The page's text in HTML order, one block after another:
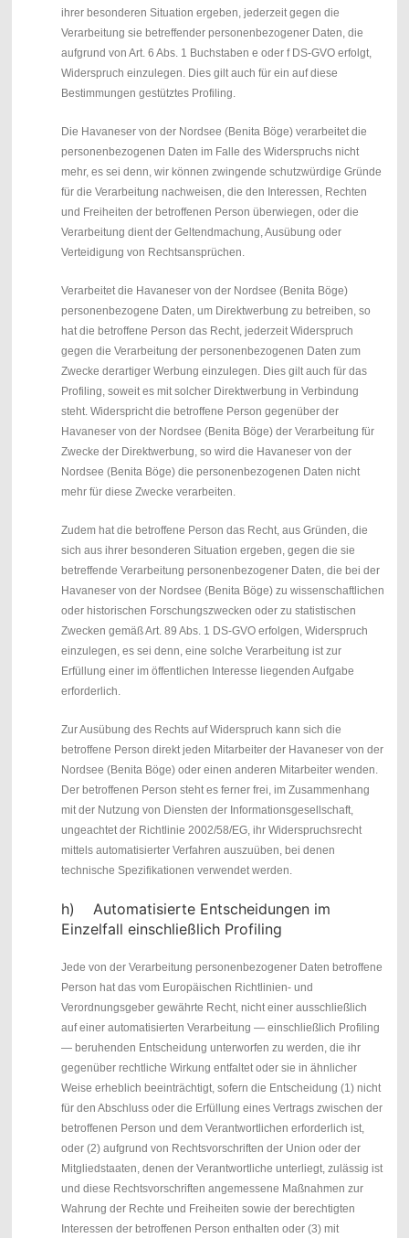
ihrer besonderen Situation ergeben, jederzeit gegen die
Verarbeitung sie betreffender personenbezogener Daten, die
aufgrund von Art. 6 Abs. 1 Buchstaben e oder f DS-GVO erfolgt,
Widerspruch einzulegen. Dies gilt auch für ein auf diese
Bestimmungen gestütztes Profiling.
Die Havaneser von der Nordsee (Benita Böge) verarbeitet die
personenbezogenen Daten im Falle des Widerspruchs nicht
mehr, es sei denn, wir können zwingende schutzwürdige Gründe
für die Verarbeitung nachweisen, die den Interessen, Rechten
und Freiheiten der betroffenen Person überwiegen, oder die
Verarbeitung dient der Geltendmachung, Ausübung oder
Verteidigung von Rechtsansprüchen.
Verarbeitet die Havaneser von der Nordsee (Benita Böge)
personenbezogene Daten, um Direktwerbung zu betreiben, so
hat die betroffene Person das Recht, jederzeit Widerspruch
gegen die Verarbeitung der personenbezogenen Daten zum
Zwecke derartiger Werbung einzulegen. Dies gilt auch für das
Profiling, soweit es mit solcher Direktwerbung in Verbindung
steht. Widerspricht die betroffene Person gegenüber der
Havaneser von der Nordsee (Benita Böge) der Verarbeitung für
Zwecke der Direktwerbung, so wird die Havaneser von der
Nordsee (Benita Böge) die personenbezogenen Daten nicht
mehr für diese Zwecke verarbeiten.
Zudem hat die betroffene Person das Recht, aus Gründen, die
sich aus ihrer besonderen Situation ergeben, gegen die sie
betreffende Verarbeitung personenbezogener Daten, die bei der
Havaneser von der Nordsee (Benita Böge) zu wissenschaftlichen
oder historischen Forschungszwecken oder zu statistischen
Zwecken gemäß Art. 89 Abs. 1 DS-GVO erfolgen, Widerspruch
einzulegen, es sei denn, eine solche Verarbeitung ist zur
Erfüllung einer im öffentlichen Interesse liegenden Aufgabe
erforderlich.
Zur Ausübung des Rechts auf Widerspruch kann sich die
betroffene Person direkt jeden Mitarbeiter der Havaneser von der
Nordsee (Benita Böge) oder einen anderen Mitarbeiter wenden.
Der betroffenen Person steht es ferner frei, im Zusammenhang
mit der Nutzung von Diensten der Informationsgesellschaft,
ungeachtet der Richtlinie 2002/58/EG, ihr Widerspruchsrecht
mittels automatisierter Verfahren auszuüben, bei denen
technische Spezifikationen verwendet werden.
h) Automatisierte Entscheidungen im
Einzelfall einschließlich Profiling
Jede von der Verarbeitung personenbezogener Daten betroffene
Person hat das vom Europäischen Richtlinien- und
Verordnungsgeber gewährte Recht, nicht einer ausschließlich
auf einer automatisierten Verarbeitung — einschließlich Profiling
— beruhenden Entscheidung unterworfen zu werden, die ihr
gegenüber rechtliche Wirkung entfaltet oder sie in ähnlicher
Weise erheblich beeinträchtigt, sofern die Entscheidung (1) nicht
für den Abschluss oder die Erfüllung eines Vertrags zwischen der
betroffenen Person und dem Verantwortlichen erforderlich ist,
oder (2) aufgrund von Rechtsvorschriften der Union oder der
Mitgliedstaaten, denen der Verantwortliche unterliegt, zulässig ist
und diese Rechtsvorschriften angemessene Maßnahmen zur
Wahrung der Rechte und Freiheiten sowie der berechtigten
Interessen der betroffenen Person enthalten oder (3) mit